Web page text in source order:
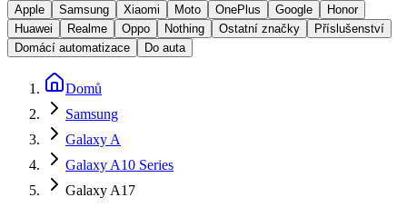
Apple Samsung Xiaomi Moto OnePlus Google
Honor
Huawei
Realme Oppo Nothing Ostatní značky
Příslušenství
Domácí automatizace
Do auta
Domů
Samsung
Galaxy A
Galaxy A10 Series
Galaxy A17